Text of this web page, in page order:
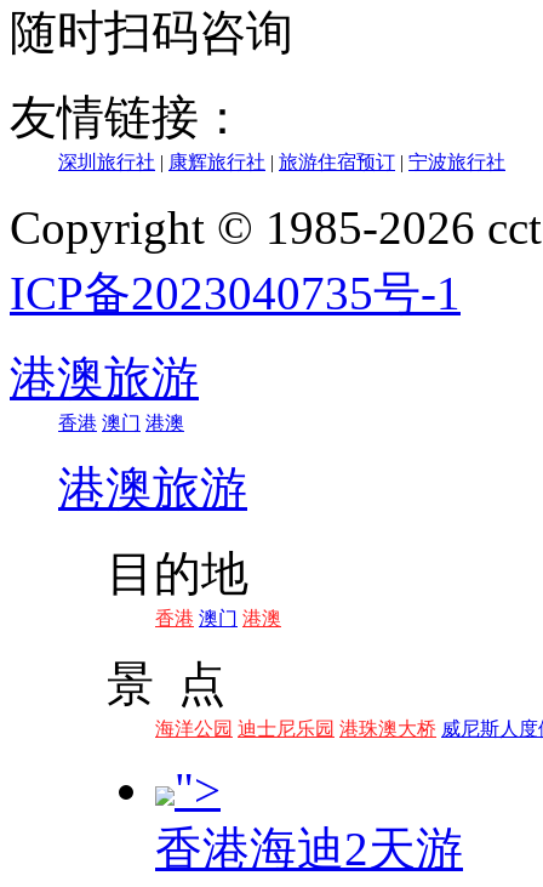
随时扫码咨询
友情链接：
深圳旅行社 | 康辉旅行社 | 旅游住宿预订 | 宁波旅行社
Copyright © 1985-2026
ICP备2023040735号-1
港澳旅游
香港 澳门 港澳
港澳旅游
目的地
香港 澳门 港澳
景 点
海洋公园 迪士尼乐园 港珠澳大桥 威尼斯人度
">
香港海迪2天游